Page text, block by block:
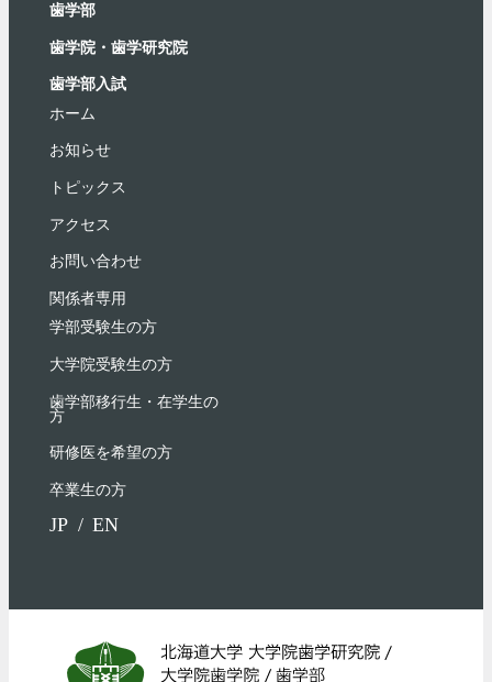
⻭学部
歯学院・⻭学研究院
歯学部入試
ホーム
お知らせ
トピックス
アクセス
お問い合わせ
関係者専用
学部受験⽣の⽅
大学院受験生の方
歯学部移行生・在学⽣の
⽅
研修医を希望の方
卒業生の方
JP EN